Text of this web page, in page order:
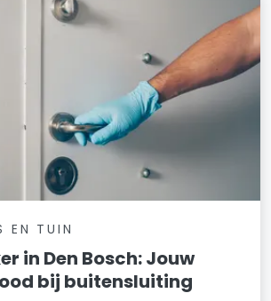
EN TUIN
in Den Bosch: Jouw
bij buitensluiting